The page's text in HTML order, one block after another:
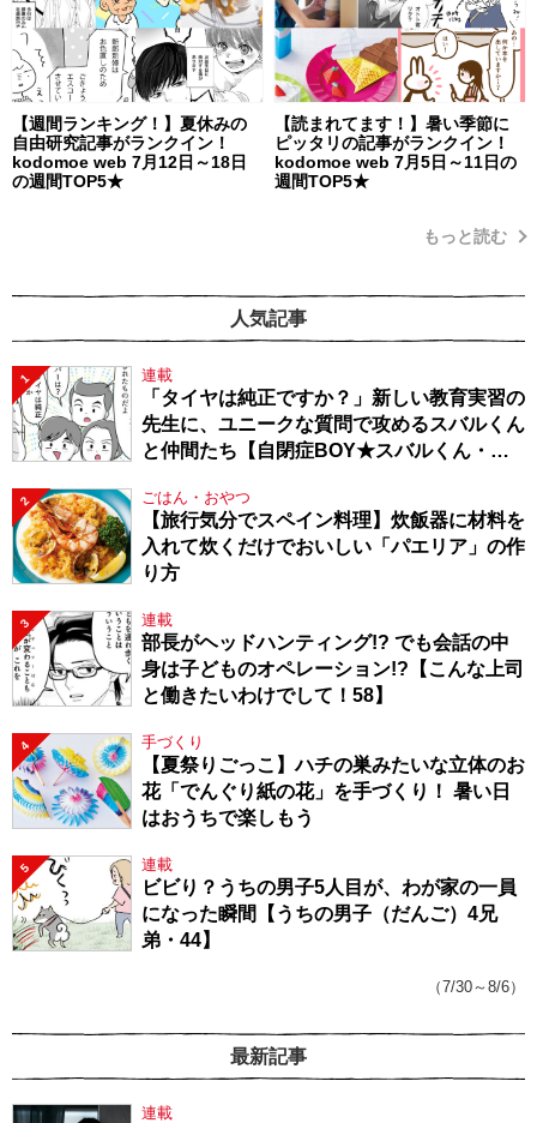
【週間ランキング！】夏休みの
自由研究記事がランクイン！
kodomoe web 7月12日～18日
の週間TOP5★
【読まれてます！】暑い季節に
ピッタリの記事がランクイン！
kodomoe web 7月5日～11日の
週間TOP5★
もっと読む
人気記事
1 連載
「タイヤは純正ですか？」新しい教育実習の
先生に、ユニークな質問で攻めるスバルくん
と仲間たち【自閉症BOY★スバルくん・
2 ごはん・おやつ
【旅行気分でスペイン料理】炊飯器に材料を
入れて炊くだけでおいしい「パエリア」の作
り方
3 連載
部長がヘッドハンティング!? でも会話の中
身は子どものオペレーション!?【こんな上司
と働きたいわけでして！58】
4 手づくり
【夏祭りごっこ】ハチの巣みたいな立体のお
花「でんぐり紙の花」を手づくり！ 暑い日
はおうちで楽しもう
5 連載
ビビり？うちの男子5人目が、わが家の一員
になった瞬間【うちの男子（だんご）4兄
弟・44】
（7/30～8/6）
最新記事
連載